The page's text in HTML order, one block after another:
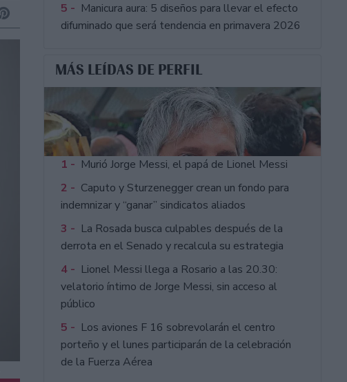
5 - Manicura aura: 5 diseños para llevar el efecto
difuminado que será tendencia en primavera 2026
MÁS LEÍDAS DE PERFIL
1 - Murió Jorge Messi, el papá de Lionel Messi
2 - Caputo y Sturzenegger crean un fondo para
indemnizar y “ganar” sindicatos aliados
3 - La Rosada busca culpables después de la
derrota en el Senado y recalcula su estrategia
4 - Lionel Messi llega a Rosario a las 20.30:
velatorio íntimo de Jorge Messi, sin acceso al
público
5 - Los aviones F 16 sobrevolarán el centro
porteño y el lunes participarán de la celebración
de la Fuerza Aérea